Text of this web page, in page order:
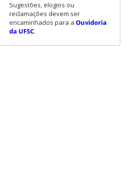
Sugestões, elogios ou
reclamações devem ser
encaminhados para a Ouvidoria
da UFSC.